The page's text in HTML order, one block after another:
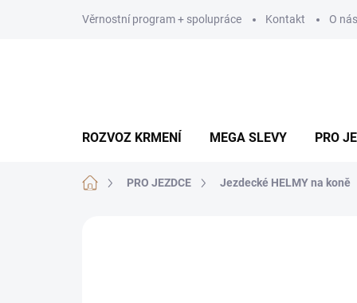
Věrnostní program + spolupráce Kontakt O nás
ROZVOZ KRMENÍ MEGA SLEVY PRO
Domů PRO JEZDCE Jezdecké HELMY na koně